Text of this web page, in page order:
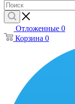
Отложенные 0
Корзина 0